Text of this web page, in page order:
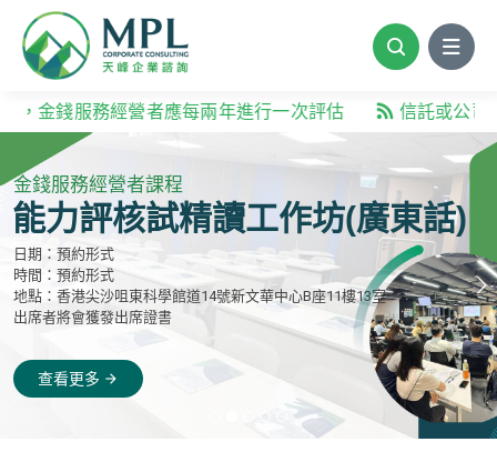
Skip
content
務經營者應每兩年進行一次評估
信託或公司服務提
經驗豐富的團隊
讓你更緊貼最新的合規監管要求
了解我們的服務